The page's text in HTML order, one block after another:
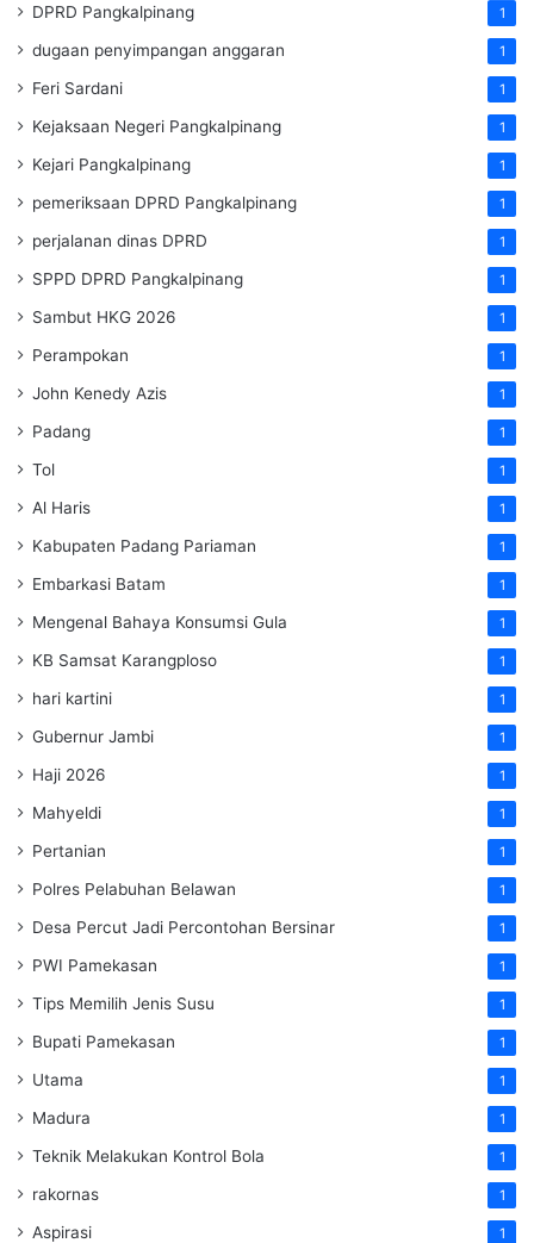
DPRD Pangkalpinang 1
dugaan penyimpangan anggaran 1
Feri Sardani 1
Kejaksaan Negeri Pangkalpinang 1
Kejari Pangkalpinang 1
pemeriksaan DPRD Pangkalpinang 1
perjalanan dinas DPRD 1
SPPD DPRD Pangkalpinang 1
Sambut HKG 2026 1
Perampokan 1
John Kenedy Azis 1
Padang 1
Tol 1
Al Haris 1
Kabupaten Padang Pariaman 1
Embarkasi Batam 1
Mengenal Bahaya Konsumsi Gula 1
KB Samsat Karangploso 1
hari kartini 1
Gubernur Jambi 1
Haji 2026 1
Mahyeldi 1
Pertanian 1
Polres Pelabuhan Belawan 1
Desa Percut Jadi Percontohan Bersinar 1
PWI Pamekasan 1
Tips Memilih Jenis Susu 1
Bupati Pamekasan 1
Utama 1
Madura 1
Teknik Melakukan Kontrol Bola 1
rakornas 1
Aspirasi 1